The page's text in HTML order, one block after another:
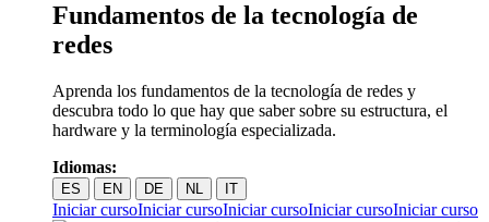
Fundamentos de la tecnología de
redes
Aprenda los fundamentos de la tecnología de redes y
descubra todo lo que hay que saber sobre su estructura, el
hardware y la terminología especializada.
Idiomas:
ES EN DE NL IT
Iniciar cursoIniciar cursoIniciar cursoIniciar cursoIniciar curso